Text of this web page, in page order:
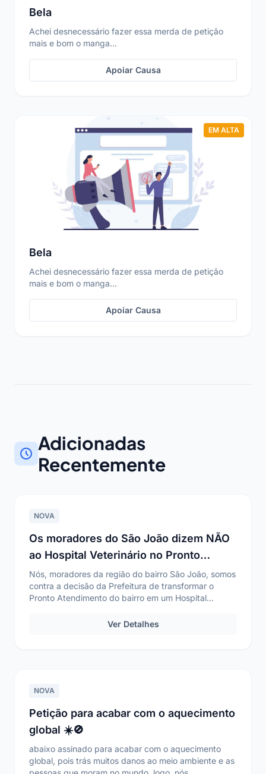
Bela
Achei desnecessário fazer essa merda de petição
mais e bom o manga...
Apoiar Causa
EM ALTA
Bela
Achei desnecessário fazer essa merda de petição
mais e bom o manga...
Apoiar Causa
Adicionadas
Recentemente
NOVA
Os moradores do São João dizem NÃO
ao Hospital Veterinário no Pronto
Atendimento
Nós, moradores da região do bairro São João, somos
contra a decisão da Prefeitura de transformar o
Pronto Atendimento do bairro em um Hospital
Ver Detalhes
NOVA
Petição para acabar com o aquecimento
global ☀️🚫
abaixo assinado para acabar com o aquecimento
global, pois trás muitos danos ao meio ambiente e as